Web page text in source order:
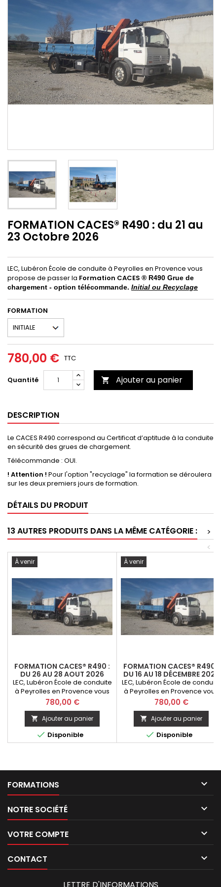
FORMATION CACES® R490 : du 21 au
23 Octobre 2026
LEC, Lubéron École de conduite à Peyrolles en Provence vous
propose de passer la Formation CACES ® R490 Grue de
chargement - option télécommande. Initial ou Recyclage
FORMATION
780,00 € TTC
Quantité  Ajouter au panier
DESCRIPTION
Le CACES R490 correspond au Certificat d’aptitude à la conduite
en sécurité des grues de chargement.
Télécommande : OUI.
! Attention ! Pour l'option "recyclage" la formation se déroulera
sur les deux premiers jours de formation.
DÉTAILS DU PRODUIT
13 AUTRES PRODUITS DANS LA MÊME CATÉGORIE :
>
<
À venir
FORMATION CACES® R490 :
DU 26 AU 28 AOUT 2026
LEC, Lubéron École de conduite
à Peyrolles en Provence vous
propose de passer
la Formation CACES ® R490
Grue de chargement - option
télécommande. Initial ou
Recyclage
Prix
780,00 €
 Ajouter au panier
 Disponible
À venir
FORMATION CACES® R490 :
DU 16 AU 18 DÉCEMBRE 2026
LEC, Lubéron École de conduite
à Peyrolles en Provence vous
propose de passer
la Formation CACES ® R490
Grue de chargement - option
télécommande. Initial ou
Recyclage
Prix
780,00 €
 Ajouter au panier
 Disponible
FORMATIONS 
NOTRE SOCIÉTÉ 
VOTRE COMPTE 
CONTACT 